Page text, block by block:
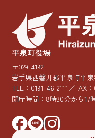
平泉町役場
〒029-4192
岩手県西磐井郡平泉町平泉
TEL： 0191-46-2111／FAX
開庁時間：8時30分から17